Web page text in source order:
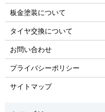
板金塗装について
タイヤ交換について
お問い合わせ
プライバシーポリシー
サイトマップ